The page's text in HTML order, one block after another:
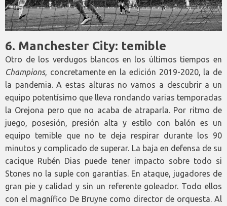
6. Manchester City: temible
Otro de los verdugos blancos en los últimos tiempos en
Champions, concretamente en la edición 2019-2020, la de
la pandemia. A estas alturas no vamos a descubrir a un
equipo potentísimo que lleva rondando varias temporadas
la Orejona pero que no acaba de atraparla. Por ritmo de
juego, posesión, presión alta y estilo con balón es un
equipo temible que no te deja respirar durante los 90
minutos y complicado de superar. La baja en defensa de su
cacique Rubén Dias puede tener impacto sobre todo si
Stones no la suple con garantías. En ataque, jugadores de
gran pie y calidad y sin un referente goleador. Todo ellos
con el magnífico De Bruyne como director de orquesta. Al